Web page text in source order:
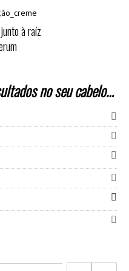
à raíz
no seu cabelo…